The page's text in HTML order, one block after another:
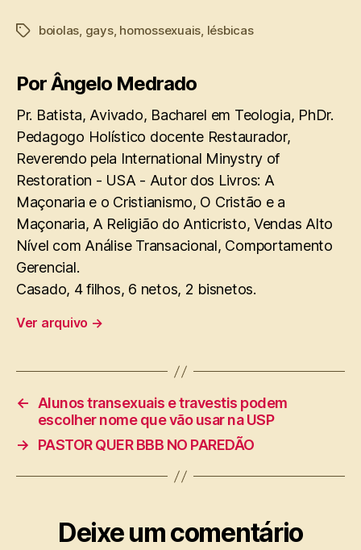
Tagsboiolas, gays, homossexuais, lésbicas
Por Ângelo Medrado
Pr. Batista, Avivado, Bacharel em Teologia, PhDr.
Pedagogo Holístico docente Restaurador,
Reverendo pela International Minystry of
Restoration - USA - Autor dos Livros: A
Maçonaria e o Cristianismo, O Cristão e a
Maçonaria, A Religião do Anticristo, Vendas Alto
Nível com Análise Transacional, Comportamento
Gerencial.
Casado, 4 filhos, 6 netos, 2 bisnetos.
Ver arquivo →
← Alunos transexuais e travestis podem
escolher nome que vão usar na USP
→
PASTOR QUER BBB NO PAREDÃO
Deixe um comentário